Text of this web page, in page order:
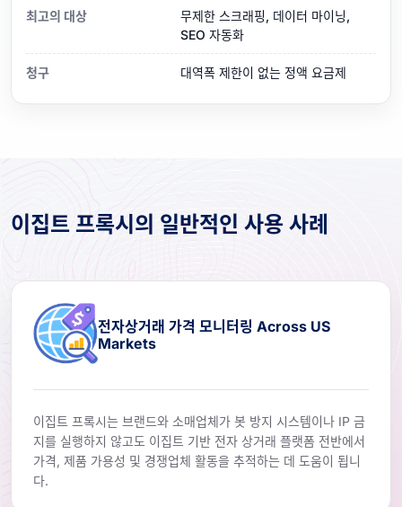
최고의 대상
무제한 스크래핑, 데이터 마이닝,
SEO 자동화
청구 대역폭 제한이 없는 정액 요금제
이집트 프록시의 일반적인 사용 사례
전자상거래 가격 모니터링 Across US
Markets
이집트 프록시는 브랜드와 소매업체가 봇 방지 시스템이나 IP 금
지를 실행하지 않고도 이집트 기반 전자 상거래 플랫폼 전반에서
가격, 제품 가용성 및 경쟁업체 활동을 추적하는 데 도움이 됩니
다.